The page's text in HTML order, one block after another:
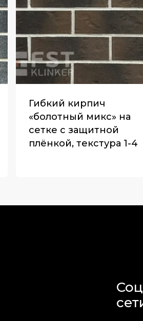
Гибкий кирпич
«болотный микс» на
сетке с защитной
плёнкой, текстура 1-4